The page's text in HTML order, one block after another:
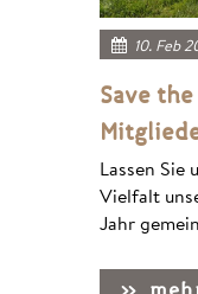
Save
Lassen Sie
Vielfalt
Jahr
10. Feb